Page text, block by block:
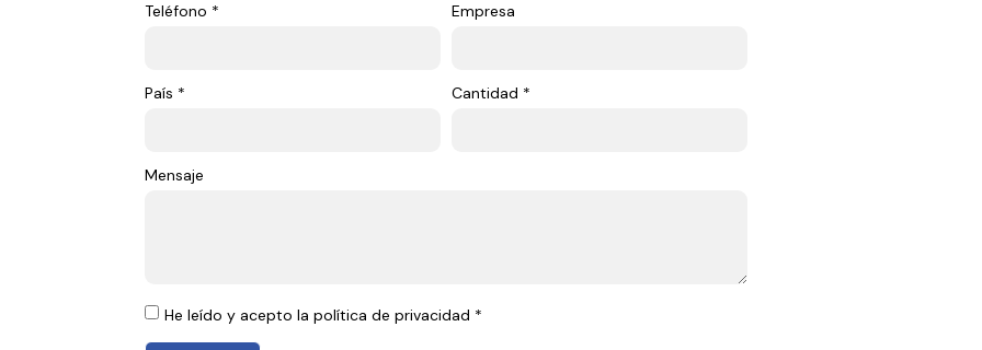
Teléfono * Empresa
País * Cantidad *
Mensaje
He leído y acepto la política de privacidad *